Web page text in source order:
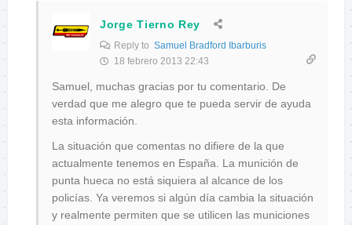
Jorge Tierno Rey
Reply to Samuel Bradford Ibarburis
18 febrero 2013 22:43
Samuel, muchas gracias por tu comentario. De
verdad que me alegro que te pueda servir de ayuda
esta información.
La situación que comentas no difiere de la que
actualmente tenemos en España. La munición de
punta hueca no está siquiera al alcance de los
policías. Ya veremos si algún día cambia la situación
y realmente permiten que se utilicen las municiones